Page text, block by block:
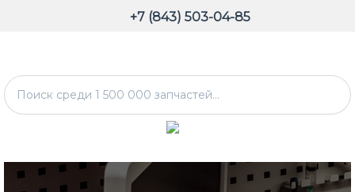
+7 (843) 503-04-85